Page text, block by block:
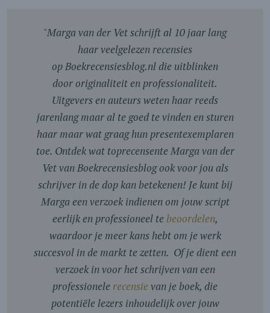
"Marga van der Vet schrijft al 10 jaar lang
haar veelgelezen recensies
op Boekrecensiesblog.nl die uitblinken
door originaliteit en professionaliteit.
Uitgevers en auteurs weten haar reeds
jarenlang maar al te goed te vinden en sturen
haar maar wat graag hun presentexemplaren
toe. Ontdek wat toprecensente Marga van der
Vet van Boekrecensiesblog ook voor jou als
schrijver in de dop kan betekenen! Je kunt bij
Marga een verzoek indienen om jouw script
eerlijk en professioneel te beoordelen,
waardoor je meer kans hebt om je werk
succesvol in de markt te zetten. Of je dient een
verzoek in voor het schrijven van een
professionele recensievan je boek, die
potentiële lezers inhoudelijk over jouw